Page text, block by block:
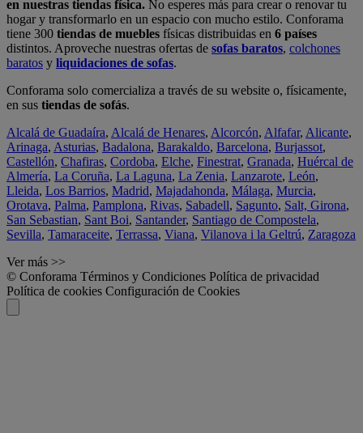
en nuestras tiendas física. No esperes más para crear o renovar tu
hogar y transformarlo en un espacio con mucho estilo. Conforama
tiene 300 tiendas de muebles físicas distribuidas en 6 países
distintos. Aproveche nuestras ofertas de sofas baratos, colchones
baratos y liquidaciones de sofas.
Conforama solo comercializa a través de su website o, físicamente,
en sus tiendas de sofás.
Alcalá de Guadaíra, Alcalá de Henares, Alcorcón, Alfafar, Alicante,
Arinaga, Asturias, Badalona, Barakaldo, Barcelona, Burjassot,
Castellón, Chafiras, Cordoba, Elche, Finestrat, Granada, Huércal de
Almería, La Coruña, La Laguna, La Zenia, Lanzarote, León,
Lleida, Los Barrios, Madrid, Majadahonda, Málaga, Murcia,
Orotava, Palma, Pamplona, Rivas, Sabadell, Sagunto, Salt, Girona,
San Sebastian, Sant Boi, Santander, Santiago de Compostela,
Sevilla, Tamaraceite, Terrassa, Viana, Vilanova i la Geltrú, Zaragoza
Ver más >>
© Conforama Términos y Condiciones Política de privacidad
Política de cookies Configuración de Cookies